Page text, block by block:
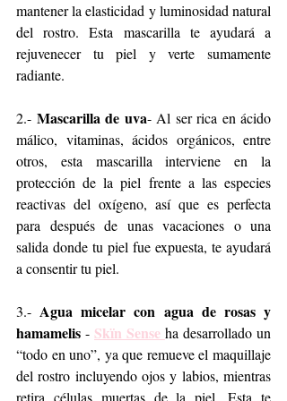
mantener la elasticidad y luminosidad natural
del rostro. Esta mascarilla te ayudará a
rejuvenecer tu piel y verte sumamente
radiante.
2.- Mascarilla de uva- Al ser rica en ácido
málico, vitaminas, ácidos orgánicos, entre
otros, esta mascarilla interviene en la
protección de la piel frente a las especies
reactivas del oxígeno, así que es perfecta
para después de unas vacaciones o una
salida donde tu piel fue expuesta, te ayudará
a consentir tu piel.
3.- Agua micelar con agua de rosas y
hamamelis - Skïn Sense ha desarrollado un
“todo en uno”, ya que remueve el maquillaje
del rostro incluyendo ojos y labios, mientras
retira células muertas de la piel. Esta te